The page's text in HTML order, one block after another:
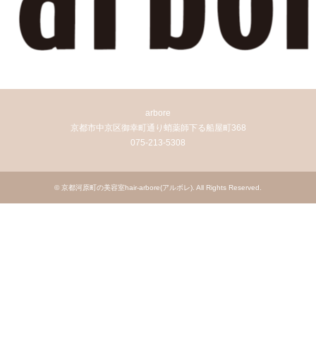
arbore
京都市中京区御幸町通り蛸薬師下る船屋町368
075-213-5308
© 京都河原町の美容室hair-arbore(アルボレ) . All Rights Reserved.